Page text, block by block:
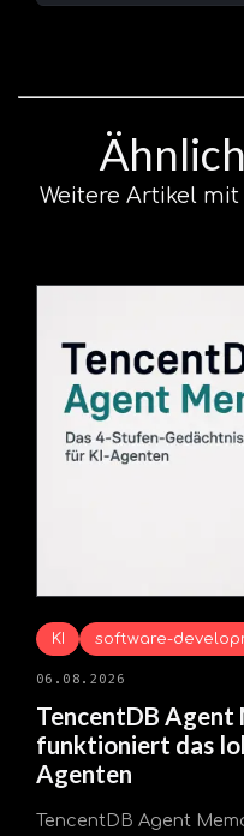
Weitere Artikel
KI software-
06.08.2026
TencentDB Agent
funktioniert das
Agenten
TencentDB Agent